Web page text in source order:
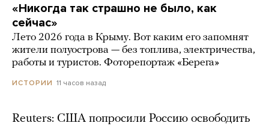
«Никогда так страшно не было, как
сейчас»
Лето 2026 года в Крыму. Вот каким его запомнят
жители полуострова — без топлива, электричества,
работы и туристов. Фоторепортаж «Берега»
ИСТОРИИ 11 часов назад
Reuters: США попросили Россию освободить